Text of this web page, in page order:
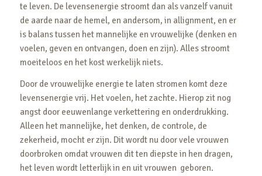
te leven. De levensenergie stroomt dan als vanzelf vanuit
de aarde naar de hemel, en andersom, in allignment, en er
is balans tussen het mannelijke en vrouwelijke (denken en
voelen, geven en ontvangen, doen en zijn). Alles stroomt
moeiteloos en het kost werkelijk niets.
Door de vrouwelijke energie te laten stromen komt deze
levensenergie vrij. Het voelen, het zachte. Hierop zit nog
angst door eeuwenlange verkettering en onderdrukking.
Alleen het mannelijke, het denken, de controle, de
zekerheid, mocht er zijn. Dit wordt nu door vele vrouwen
doorbroken omdat vrouwen dit ten diepste in hen dragen,
het leven wordt letterlijk in en uit vrouwen geboren.